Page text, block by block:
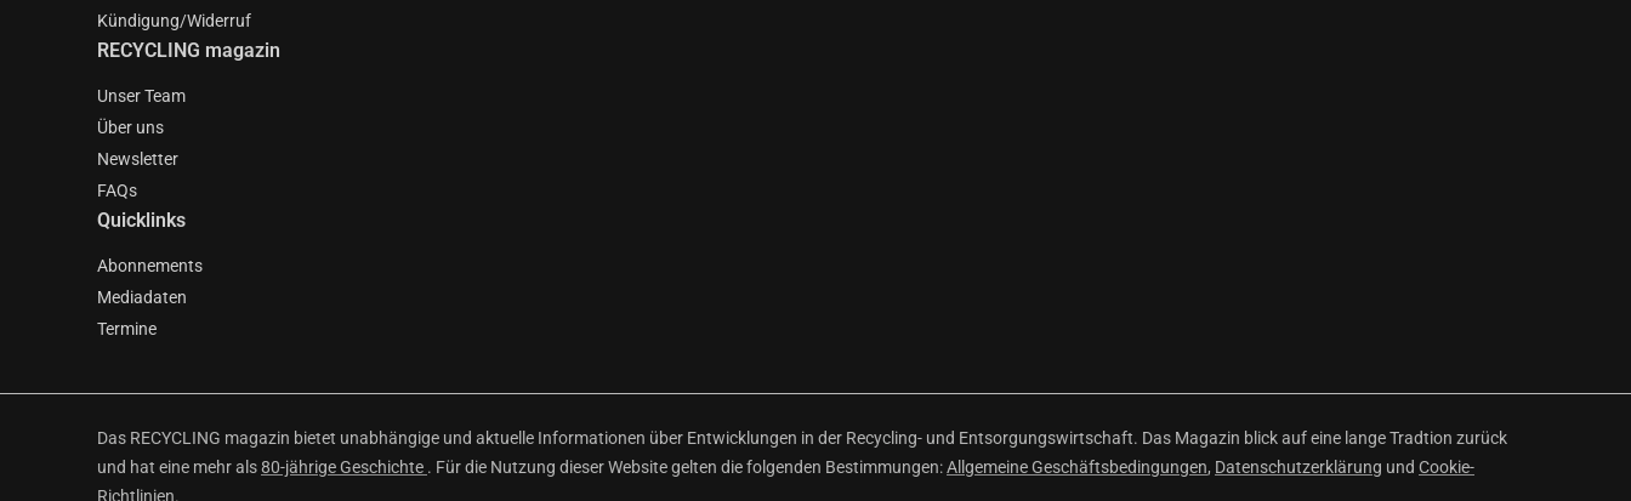
Kündigung/Widerruf
RECYCLING magazin
Unser Team
Über uns
Newsletter
FAQs
Quicklinks
Abonnements
Mediadaten
Termine
Das RECYCLING magazin bietet unabhängige und aktuelle Informationen über Entwicklungen in der Recycling- und Entsorgungswirtschaft. Das Magazin blick auf eine lange Tradtion zurück
und hat eine mehr als80-jährige Geschichte . Für die Nutzung dieser Website gelten die folgenden Bestimmungen:Allgemeine Geschäftsbedingungen, Datenschutzerklärung und Cookie-
Richtlinien.